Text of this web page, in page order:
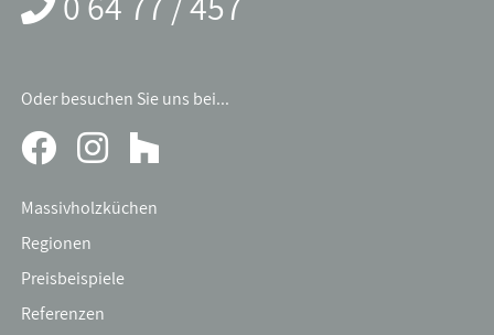
Massivholzküchen
Regionen
Preisbeispiele
Referenzen
Oder besuchen Sie uns bei...